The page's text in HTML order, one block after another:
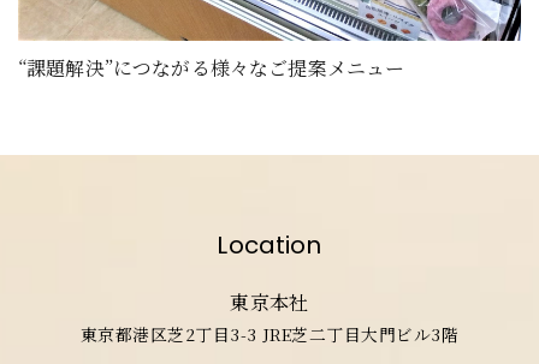
“課題解決”につながる様々なご提案メニュー
Location
東京本社
東京都港区芝2丁目3-3 JRE芝二丁目大門ビル3階